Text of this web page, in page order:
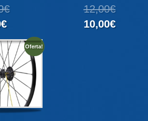
12,00€
10,00€
Oferta!